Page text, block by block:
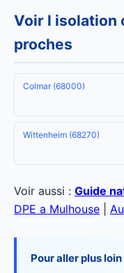
Voir l isolation
proches
Colmar (68000)
Wittenheim (68270)
Voir aussi : Guide
DPE a Mulhouse
Pour aller plus